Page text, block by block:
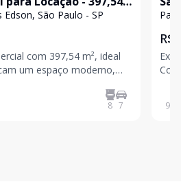
São Paulo - SP
com 397,54 m², ideal
um espaço moderno,
em vinílico,
na passagem de
8 7
R$
94